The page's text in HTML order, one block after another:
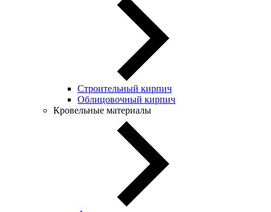
Строительный кирпич
Облицовочный кирпич
Кровельные материалы